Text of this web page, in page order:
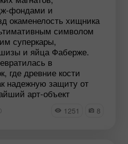
фондами и
окаменелость хищника
символом
суперкары,
и яйца Фаберже.
в
где древние кости
надежную защиту от
арт-объект
1251 8